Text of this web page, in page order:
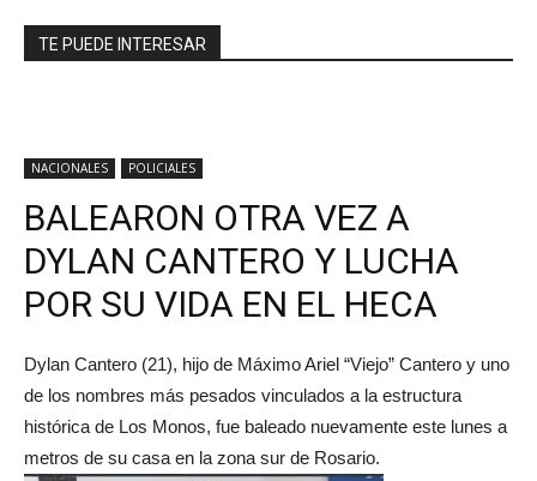
TE PUEDE INTERESAR